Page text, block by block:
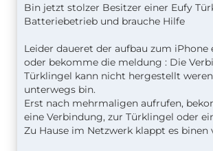
Bin jetzt stolzer Besitzer einer Eufy
Batteriebetrieb und brauche Hilfe
Leider daueret der aufbau zum iPhone
oder bekomme die meldung : Die
Türklingel kann nicht hergestellt
unterwegs bin.
Erst nach mehrmaligen aufrufen,
eine Verbindung, zur Türklingel oder
Zu Hause im Netzwerk klappt es binen